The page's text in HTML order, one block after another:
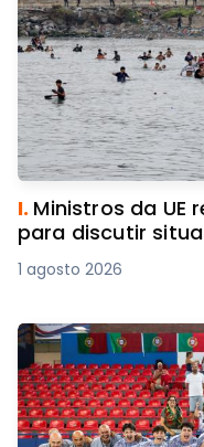
I. Ministros da
para discutir
1 agosto 2026